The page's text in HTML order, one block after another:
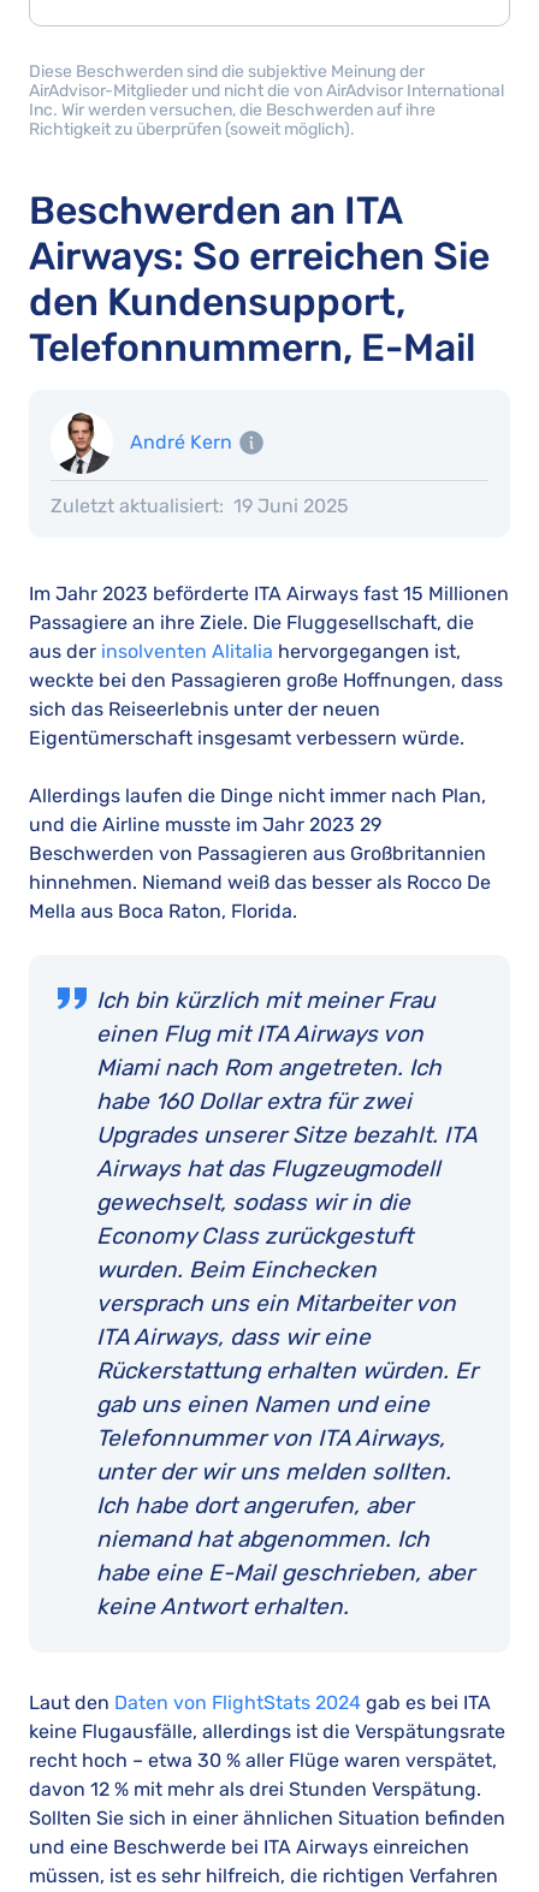
Diese Beschwerden sind die subjektive Meinung der
AirAdvisor-Mitglieder und nicht die von AirAdvisor International
Inc. Wir werden versuchen, die Beschwerden auf ihre
Richtigkeit zu überprüfen (soweit möglich).
Beschwerden an ITA
Airways: So erreichen Sie
den Kundensupport,
Telefonnummern, E-Mail
André Kern
Zuletzt aktualisiert: 19 Juni 2025
Im Jahr 2023 beförderte ITA Airways fast 15 Millionen
Passagiere an ihre Ziele. Die Fluggesellschaft, die
aus der insolventen Alitalia hervorgegangen ist,
weckte bei den Passagieren große Hoffnungen, dass
sich das Reiseerlebnis unter der neuen
Eigentümerschaft insgesamt verbessern würde.
Allerdings laufen die Dinge nicht immer nach Plan,
und die Airline musste im Jahr 2023 29
Beschwerden von Passagieren aus Großbritannien
hinnehmen. Niemand weiß das besser als Rocco De
Mella aus Boca Raton, Florida.
Ich bin kürzlich mit meiner Frau
einen Flug mit ITA Airways von
Miami nach Rom angetreten. Ich
habe 160 Dollar extra für zwei
Upgrades unserer Sitze bezahlt. ITA
Airways hat das Flugzeugmodell
gewechselt, sodass wir in die
Economy Class zurückgestuft
wurden. Beim Einchecken
versprach uns ein Mitarbeiter von
ITA Airways, dass wir eine
Rückerstattung erhalten würden. Er
gab uns einen Namen und eine
Telefonnummer von ITA Airways,
unter der wir uns melden sollten.
Ich habe dort angerufen, aber
niemand hat abgenommen. Ich
habe eine E-Mail geschrieben, aber
keine Antwort erhalten.
Laut den Daten von FlightStats 2024 gab es bei ITA
keine Flugausfälle, allerdings ist die Verspätungsrate
recht hoch – etwa 30 % aller Flüge waren verspätet,
davon 12 % mit mehr als drei Stunden Verspätung.
Sollten Sie sich in einer ähnlichen Situation befinden
und eine Beschwerde bei ITA Airways einreichen
müssen, ist es sehr hilfreich, die richtigen Verfahren